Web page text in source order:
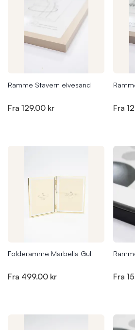
Ramme Stavern elvesand
Fra 129.00 kr Fra
Folderamme Marbella Gull
Fra 499.00 kr Fra